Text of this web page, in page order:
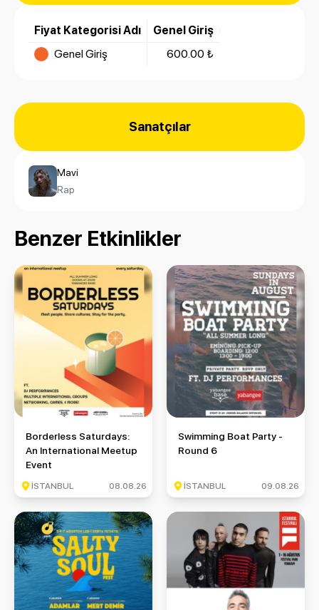
Fiyat Kategorisi Adı
Genel Giriş
Genel Giriş
600.00 ₺
Sanatçılar
Mavi
Rap
Benzer Etkinlikler
Borderless Saturdays: An International Meetup Event
Borderless Saturdays:
An International Meetup
Event
İSTANBUL 08.08.26
Swimming Boat Party - Round
Swimming Boat Party -
Round 6
İSTANBUL 09.08.26